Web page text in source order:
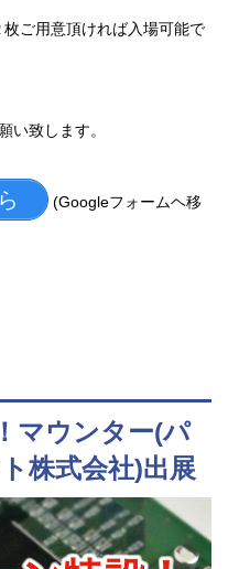
ご用意頂ければ入場可能で
い致します。
(Googleフォームヘ移
マウンター(パ
株式会社)出展